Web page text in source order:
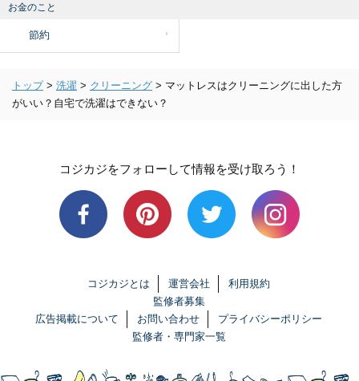
お金のこと
節約
トップ > 洗濯 > クリーニング > マットレスはクリーニングに出した方
がいい？自宅で洗濯はできない？
コジカジをフォローして情報を受け取ろう！
コジカジとは 運営会社
利用規約
監修者募集
広告掲載について
お問い合わせ
プライバシーポリシー
監修者・専門家一覧